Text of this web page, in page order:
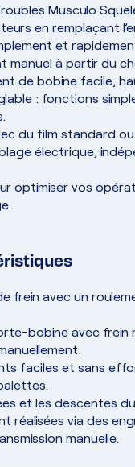
Musculo
en remplaçant
et
manuel à partir du
de bobine facile,
: fonctions
du film standard
électrique,
optimiser vos
frein avec un
bobine avec frein
faciles et sans
et les descentes
réalisées via des
manuelle.